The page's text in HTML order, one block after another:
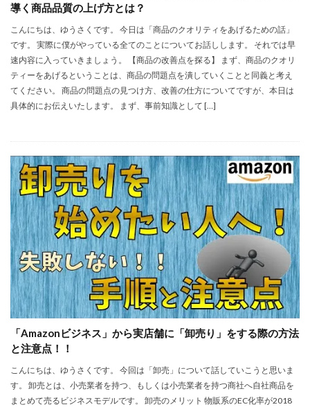
導く商品品質の上げ方とは？
こんにちは、ゆうさくです。 今日は「商品のクオリティをあげるための話」
です。 実際に僕がやっている全てのことについてお話しします。 それでは早
速内容に入っていきましょう。 【商品の改善点を探る】 まず、商品のクオリ
ティーをあげるということは、商品の問題点を潰していくことと同義と考え
てください。 商品の問題点の見つけ方、改善の仕方についてですが、本日は
具体的にお伝えいたします。 まず、事前知識として […]
「Amazonビジネス」から実店舗に「卸売り」をする際の方法
と注意点！！
こんにちは、ゆうさくです。 今回は「卸売」について話していこうと思いま
す。 卸売とは、小売業者を持つ、もしくは小売業者を持つ商社へ自社商品を
まとめて売るビジネスモデルです。 卸売のメリット 物販系のEC化率が2018